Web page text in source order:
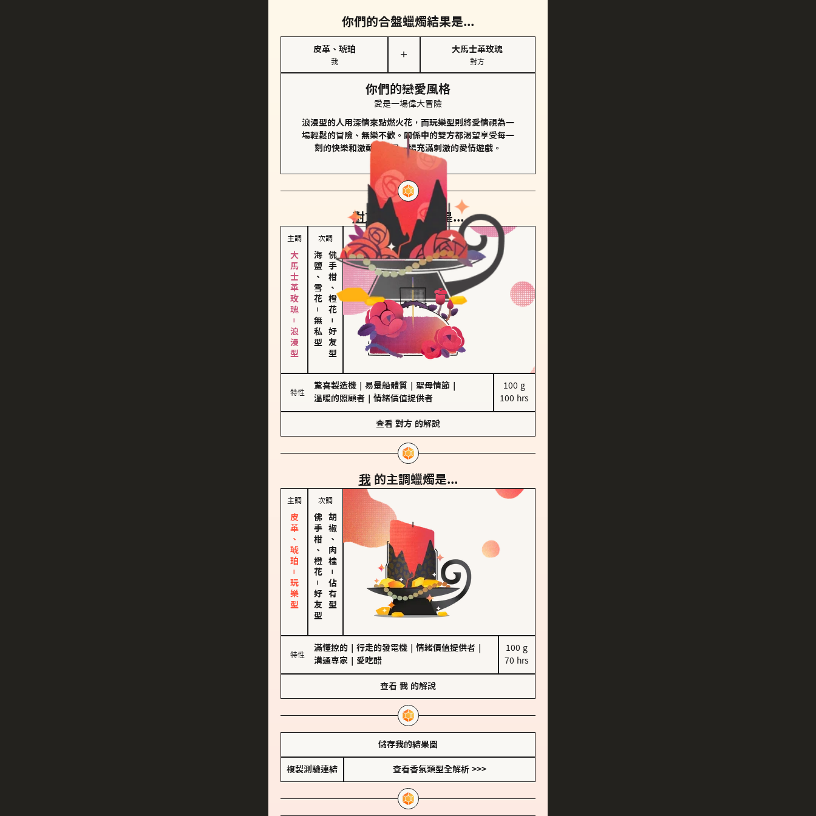
你們的合盤蠟燭結果是...
皮革、琥珀
我
＋
大馬士革玫瑰
對方
你們的戀愛風格
愛是一場偉大冒險
浪漫型的人用深情來點燃火花，而玩樂型則將愛情視為一
場輕鬆的冒險、無樂不歡。關係中的雙方都渴望享受每一
刻的快樂和激動，像是一場充滿刺激的愛情遊戲。
對方 的主調蠟燭是...
主調
大馬士革玫瑰－浪漫型
次調
海鹽、雪花
－
無私型
佛手柑、橙花
－
好友型
特性
驚喜製造機 易暈船體質 聖母情節
溫暖的照顧者
情緒價值提供者
100 g
100 hrs
查看 對方 的解說
我 的主調蠟燭是...
主調
皮革、琥珀－玩樂型
次調
佛手柑、橙花
－
好友型
胡椒、肉桂
－
佔有型
特性
滿懂撩的 行走的發電機 情緒價值提供者
溝通專家
愛吃醋
100 g
70 hrs
查看 我 的解說
儲存我的結果圖
複製測驗連結 查看香氛類型全解析 >>>